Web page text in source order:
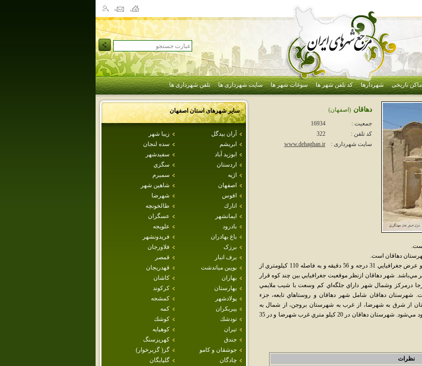
تاریخی شهردارها کد تلفن شهر ها سوغات شهر ها سایت شهرداری ها تلفن شهرداری ها
سایر شهرهای استاناصفهان
آران بيدگل
زيبا شهر
ابريشم
سده لنجان
ابوزيد آباد
سفيدشهر
اردستان
سگزي
اژيه
سميرم
اصفهان
شاهين شهر
افوس
شهرضا
انارك
طالخونچه
ايمانشهر
عسگران
بادرود
علويجه
باغ بهادران
فريدونشهر
برزک
فلاورجان
برف انبار
قمصر
بويين مياندشت
قهدريجان
بهاران
كاشان
بهارستان
كركوند
پولادشهر
كمشجه
پيربكران
كمه
تودشك
كوشك
تيران
كوهپايه
جندق
كهريزسنگ
جوشقان و كامو
گز( گزبرخوار)
چادگان
گلپايگان
دهاقان (اصفهان)
جمعیت :
16934
کد تلفن :
322
سایت شهرداری :
www.dehaghan.ir
شهر دهاقان، در طول جغرافيايي 51 درجه و 39 دقيقه و عرض جغرافيايي 31 درجه و 56 دقيقه و به فاصله 110 کيلومتري از
قرار داردو ارتفاع آن از سطح دريا 2050 متر مي‌باشد. شهر دهاقان ازنظر موقعيت جغرافيايي بين چند کوه قرار
درمرکز وشمال شهر داراي جلگه‌اي کم وسعت با شيب ملايمي
دهاقان شامل شهر دهاقان و روستاهاي تابعه، جزء
از شرق به شهرضا، از غرب به شهرستان بروجن، از شمال به
شهرستان مبارکه و از جنوب به شهرستان سميرم محدود مي‌شود. شهرستان دهاقان در 20 کيلو متري غرب شهرضا و در 35
نظرات